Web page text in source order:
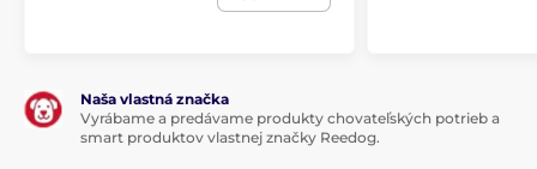
Technické špecifikácie sa môžu zmeniť bez
Produkt je zaradený v kategóriách
Naša vlastná značka
Vyrábame a predávame produkty chovateľských potrieb a
smart produktov vlastnej značky Reedog.